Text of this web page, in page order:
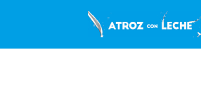
contenido